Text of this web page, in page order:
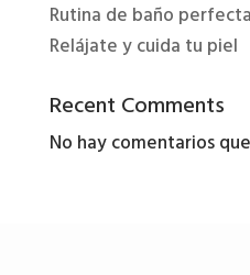
Rutina de baño
Relájate y cuida tu piel
Recent Comments
No hay comentarios